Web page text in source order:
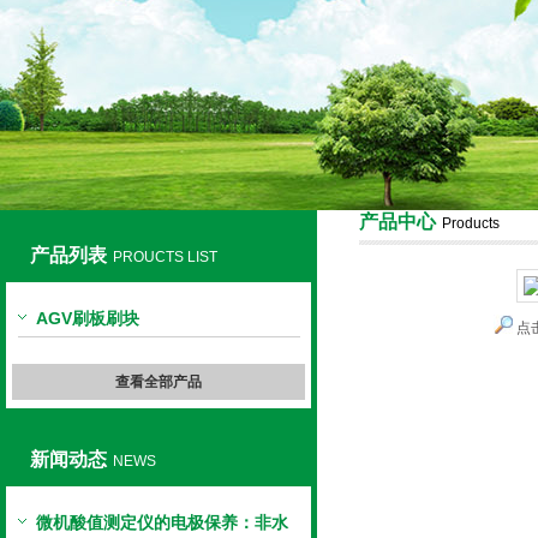
上海旺徐电气有限公司
产品列表 PROUCTS LIST
AGV刷板刷块
查看全部产品
新闻动态 NEWS
微机酸值测定仪的电极保养：非水
产品中心 Products
点